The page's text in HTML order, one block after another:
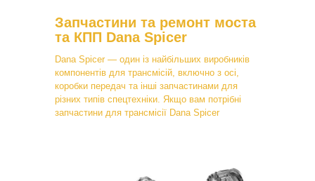
Запчастини та ремонт моста
та КПП Dana Spicer
Dana Spicer — один із найбільших виробників
компонентів для трансмісій, включно з осі,
коробки передач та інші запчастинами для
різних типів спецтехніки. Якщо вам потрібні
запчастини для трансмісії Dana Spicer